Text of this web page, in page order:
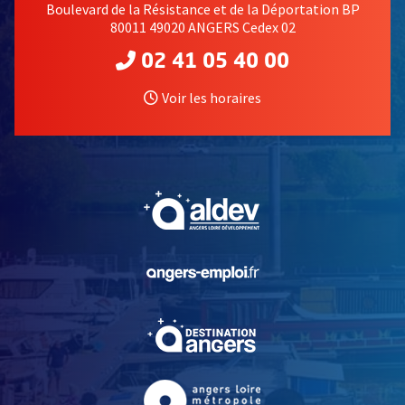
Boulevard de la Résistance et de la Déportation BP
80011 49020 ANGERS Cedex 02
02 41 05 40 00
Voir les horaires
, Ouvre une nouvelle
, Ouvre une nouvelle